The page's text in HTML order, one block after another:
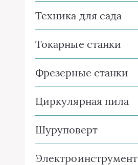
Техника для сада
Токарные станки
Фрезерные станки
Циркулярная пила
Шуруповерт
Электроинструмент